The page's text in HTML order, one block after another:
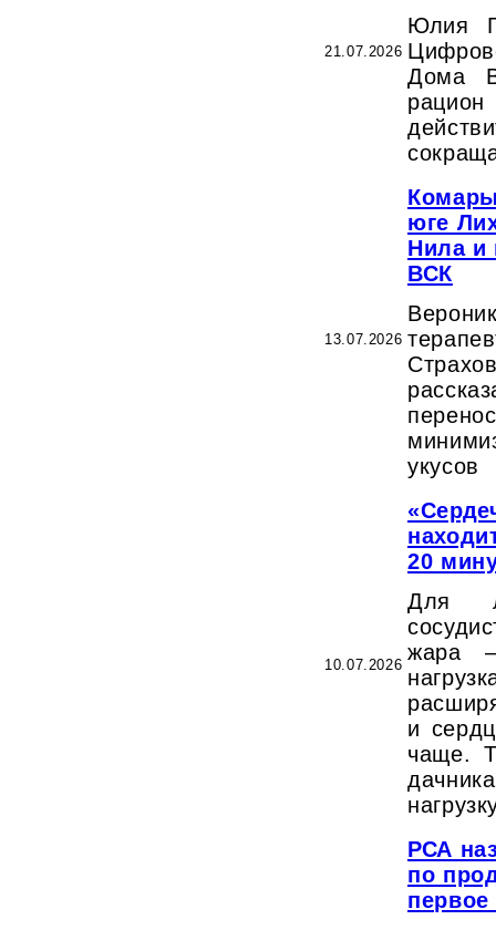
21.07.2026
Юлия
Дома
13.07.2026
юге
Нила и
ВСК
укусов
10.07.2026
20
Для
жара
и
чаще.
РСА
по
первое